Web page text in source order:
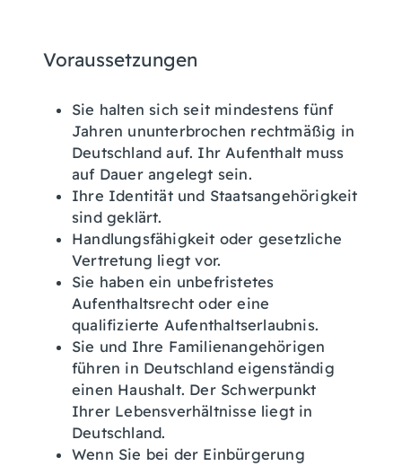
Voraussetzungen
Sie halten sich seit mindestens fünf
Jahren ununterbrochen rechtmäßig in
Deutschland auf. Ihr Aufenthalt muss
auf Dauer angelegt sein.
Ihre Identität und Staatsangehörigkeit
sind geklärt.
Handlungsfähigkeit oder gesetzliche
Vertretung liegt vor.
Sie haben ein unbefristetes
Aufenthaltsrecht oder eine
qualifizierte Aufenthaltserlaubnis.
Sie und Ihre Familienangehörigen
führen in Deutschland eigenständig
einen Haushalt. Der Schwerpunkt
Ihrer Lebensverhältnisse liegt in
Deutschland.
Wenn Sie bei der Einbürgerung